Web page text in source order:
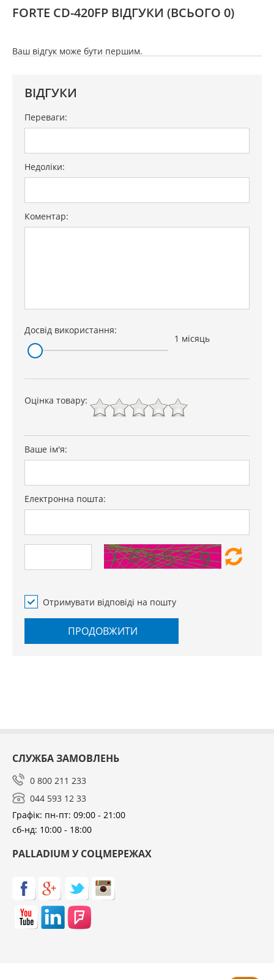
FORTE CD-420FP ВІДГУКИ (ВСЬОГО 0)
Ваш відгук може бути першим.
ВІДГУКИ
Переваги:
Недоліки:
Коментар:
Досвід використання:
1 місяць
Оцінка товару:
Ваше ім'я:
Електронна пошта:
Отримувати відповіді на пошту
ПРОДОВЖИТИ
СЛУЖБА ЗАМОВЛЕНЬ
0 800 211 233
044 593 12 33
Графік: пн-пт: 09:00 - 21:00
сб-нд: 10:00 - 18:00
PALLADIUM У СОЦМЕРЕЖАХ